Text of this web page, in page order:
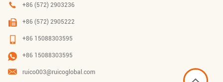
+86 (572) 2903236
+86 (572) 2905222
+86 15088303595
+86 15088303595
ruico003@ruicoglobal.com